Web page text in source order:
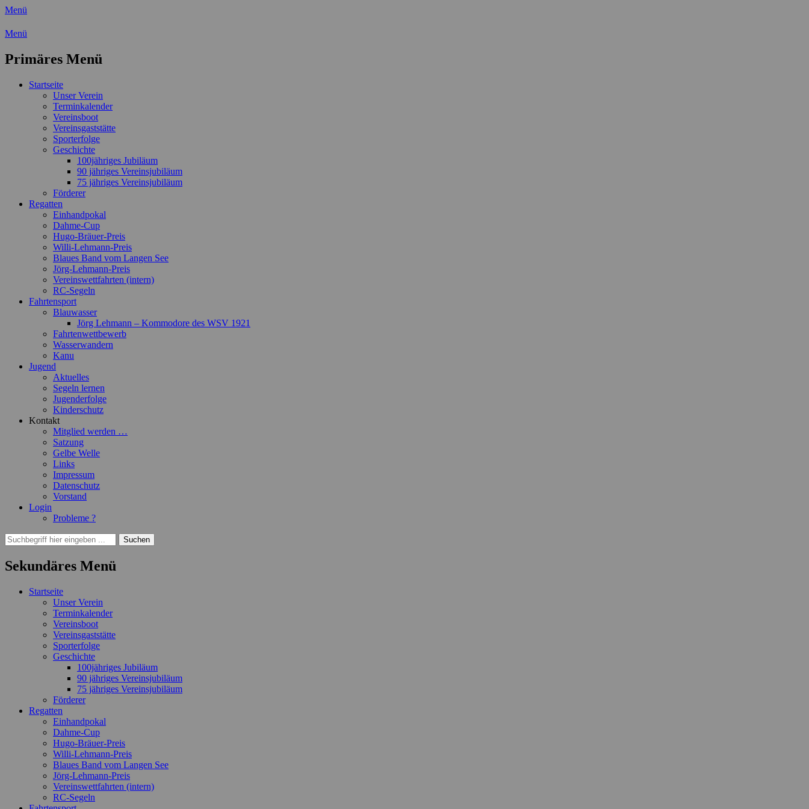
Menü
Wassersport-Verein 1921 e.V.
Menü
Primäres Menü
Zum
Startseite
Unser Verein
Terminkalender
Vereinsboot
Vereinsgaststätte
Sporterfolge
Geschichte
100jähriges Jubiläum
90 jähriges Vereinsjubiläum
75 jähriges Vereinsjubiläum
Förderer
Regatten
Einhandpokal
Dahme-Cup
Hugo-Bräuer-Preis
Willi-Lehmann-Preis
Blaues Band vom Langen See
Jörg-Lehmann-Preis
Vereinswettfahrten (intern)
RC-Segeln
Fahrtensport
Blauwasser
Jörg Lehmann – Kommodore des WSV 1921
Fahrtenwettbewerb
Wasserwandern
Kanu
Jugend
Aktuelles
Segeln lernen
Jugenderfolge
Kinderschutz
Kontakt
Mitglied werden …
Satzung
Gelbe Welle
Links
Impressum
Datenschutz
Vorstand
Login
Probleme ?
Suchen
Suchen
nach:
Sekundäres Menü
Zum
Startseite
Unser Verein
Terminkalender
Vereinsboot
Vereinsgaststätte
Sporterfolge
Geschichte
100jähriges Jubiläum
90 jähriges Vereinsjubiläum
75 jähriges Vereinsjubiläum
Förderer
Regatten
Einhandpokal
Dahme-Cup
Hugo-Bräuer-Preis
Willi-Lehmann-Preis
Blaues Band vom Langen See
Jörg-Lehmann-Preis
Vereinswettfahrten (intern)
RC-Segeln